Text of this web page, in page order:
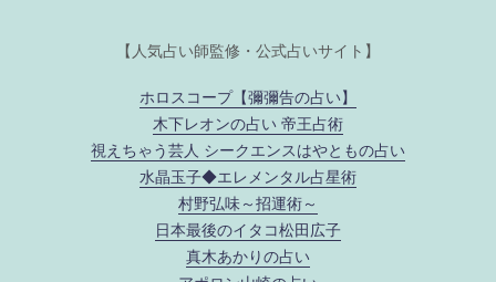
【人気占い師監修・公式占いサイト】
ホロスコープ【彌彌告の占い】
木下レオンの占い 帝王占術
視えちゃう芸人 シークエンスはやともの占い
水晶玉子◆エレメンタル占星術
村野弘味～招運術～
日本最後のイタコ松田広子
真木あかりの占い